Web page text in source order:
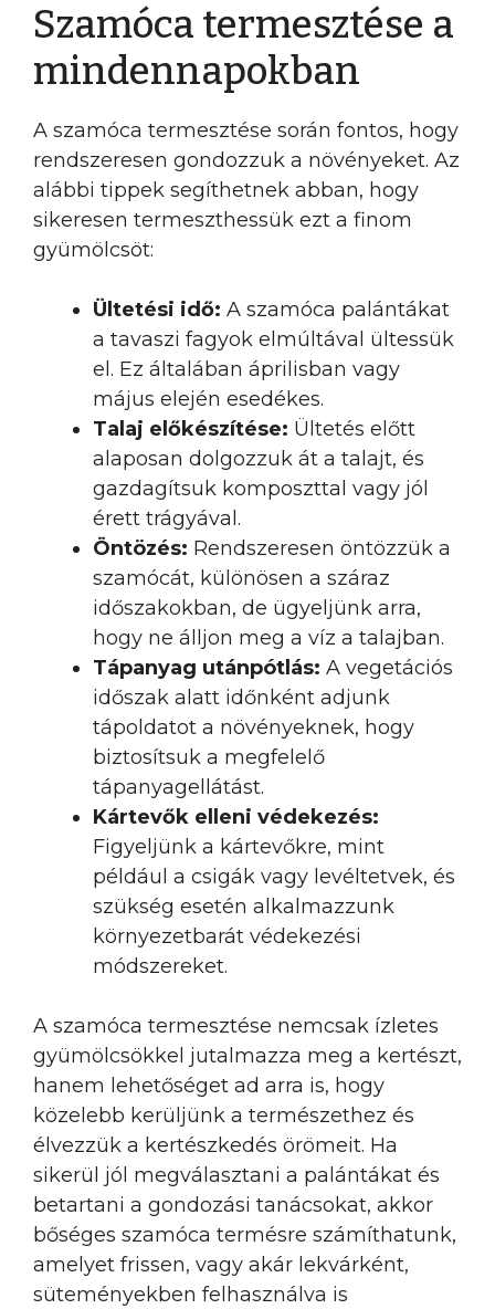
Szamóca termesztése a
mindennapokban
A szamóca termesztése során fontos, hogy
rendszeresen gondozzuk a növényeket. Az
alábbi tippek segíthetnek abban, hogy
sikeresen termeszthessük ezt a finom
gyümölcsöt:
Ültetési idő: A szamóca palántákat
a tavaszi fagyok elmúltával ültessük
el. Ez általában áprilisban vagy
május elején esedékes.
Talaj előkészítése: Ültetés előtt
alaposan dolgozzuk át a talajt, és
gazdagítsuk komposzttal vagy jól
érett trágyával.
Öntözés: Rendszeresen öntözzük a
szamócát, különösen a száraz
időszakokban, de ügyeljünk arra,
hogy ne álljon meg a víz a talajban.
Tápanyag utánpótlás: A vegetációs
időszak alatt időnként adjunk
tápoldatot a növényeknek, hogy
biztosítsuk a megfelelő
tápanyagellátást.
Kártevők elleni védekezés:
Figyeljünk a kártevőkre, mint
például a csigák vagy levéltetvek, és
szükség esetén alkalmazzunk
környezetbarát védekezési
módszereket.
A szamóca termesztése nemcsak ízletes
gyümölcsökkel jutalmazza meg a kertészt,
hanem lehetőséget ad arra is, hogy
közelebb kerüljünk a természethez és
élvezzük a kertészkedés örömeit. Ha
sikerül jól megválasztani a palántákat és
betartani a gondozási tanácsokat, akkor
bőséges szamóca termésre számíthatunk,
amelyet frissen, vagy akár lekvárként,
süteményekben felhasználva is